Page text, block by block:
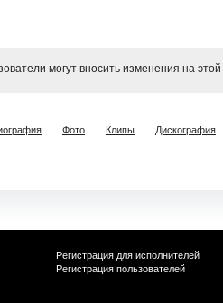
могут вносить изменения на
Фото Клипы Дискография
Регистрация для исполнителей
Регистрация пользователей